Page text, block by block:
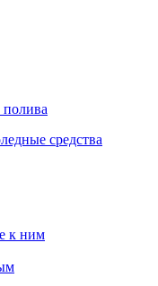
средства
к ним